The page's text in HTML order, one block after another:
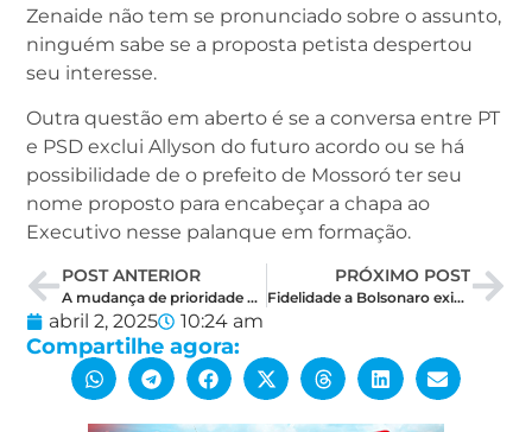
Zenaide não tem se pronunciado sobre o assunto,
ninguém sabe se a proposta petista despertou
seu interesse.
Outra questão em aberto é se a conversa entre PT
e PSD exclui Allyson do futuro acordo ou se há
possibilidade de o prefeito de Mossoró ter seu
nome proposto para encabeçar a chapa ao
Executivo nesse palanque em formação.
POST ANTERIOR
A mudança de prioridade de Rogério Marinho é uma aposta calculada
PRÓXIMO POST
Fidelidade a Bolsonaro exigirá de Rogério um caminho sem volta
abril 2, 2025 10:24 am
Compartilhe agora: